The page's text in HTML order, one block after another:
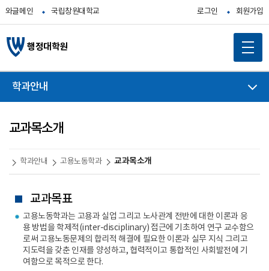
와글메인 국립창원대학교 로그인 회원가입
행정대학원
학과안내
교과목소개
학과안내 고용노동학과 교과목소개
교과목표
고용노동학과는 고용과 실업 그리고 노사관계 전반에 대한 이론과 응
용 방법을 학제적(inter-disciplinary) 접근에 기초하여 연구 교수함으
로써 고용노동문제의 합리적 해결에 필요한 이론과 실무 지식 그리고
지도력을 갖춘 인재를 양성하고, 협력적이고 통합적인 사회발전에 기
여함으로 목적으로 한다.